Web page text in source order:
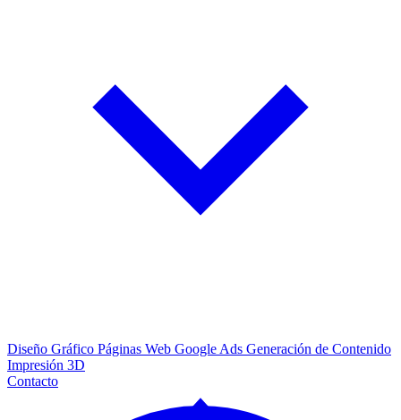
Diseño Gráfico Páginas Web Google Ads Generación de Contenido
Impresión 3D
Contacto